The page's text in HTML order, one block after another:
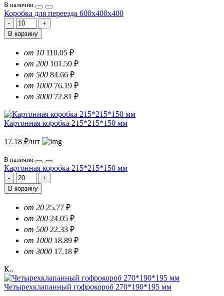
В наличии
Коробка для переезда 600х400х400
В корзину
от 10 110.05 ₽
от 200 101.59 ₽
от 500 84.66 ₽
от 1000 76.19 ₽
от 3000 72.81 ₽
Картонная коробка 215*215*150 мм
17.18 ₽/шт
В наличии
Картонная коробка 215*215*150 мм
В корзину
от 20 25.77 ₽
от 200 24.05 ₽
от 500 22.33 ₽
от 1000 18.89 ₽
от 3000 17.18 ₽
К..
Четырехклапанный гофрокороб 270*190*195 мм